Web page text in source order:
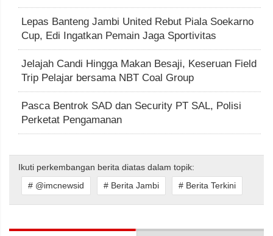
Lepas Banteng Jambi United Rebut Piala Soekarno
Cup, Edi Ingatkan Pemain Jaga Sportivitas
Jelajah Candi Hingga Makan Besaji, Keseruan Field
Trip Pelajar bersama NBT Coal Group
Pasca Bentrok SAD dan Security PT SAL, Polisi
Perketat Pengamanan
Ikuti perkembangan berita diatas dalam topik:
# @imcnewsid
# Berita Jambi # Berita Terkini